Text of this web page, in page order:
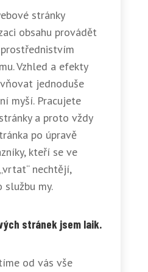
stránky
obsahu provádět
Vzhled a efekty
jednoduše
myší. Pracujete
a proto vždy
po úpravě
kteří se ve
nechtějí,
my.
stránek jsem laik.
od vás vše